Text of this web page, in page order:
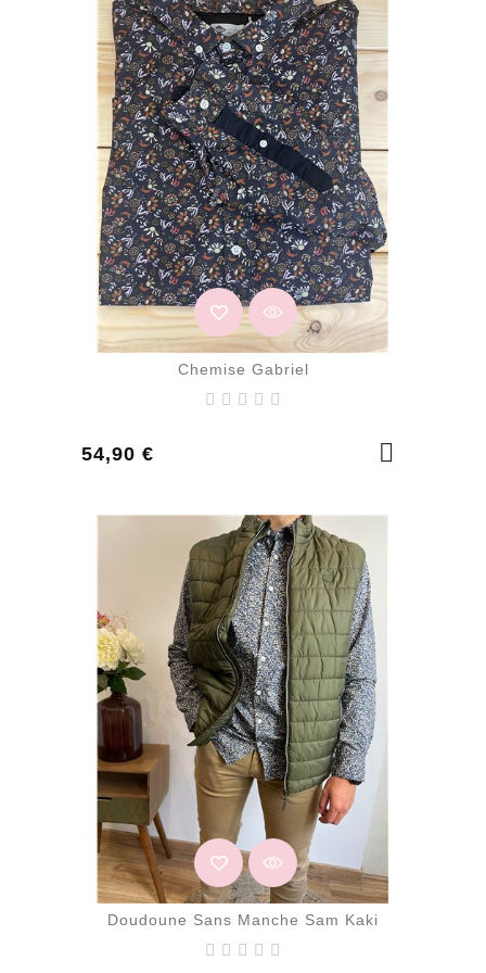
Chemise Gabriel
54,90 €
Prix
Doudoune Sans Manche Sam Kaki